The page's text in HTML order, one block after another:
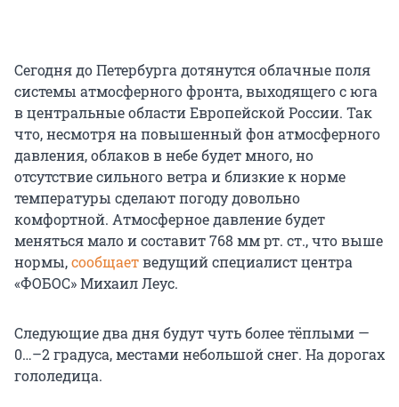
Сегодня до Петербурга дотянутся облачные поля
системы атмосферного фронта, выходящего с юга
в центральные области Европейской России. Так
что, несмотря на повышенный фон атмосферного
давления, облаков в небе будет много, но
отсутствие сильного ветра и близкие к норме
температуры сделают погоду довольно
комфортной. Атмосферное давление будет
меняться мало и составит 768 мм рт. ст., что выше
нормы,сообщаетведущий специалист центра
«ФОБОС» Михаил Леус.
Следующие два дня будут чуть более тёплыми —
0…–2 градуса, местами небольшой снег. На дорогах
гололедица.